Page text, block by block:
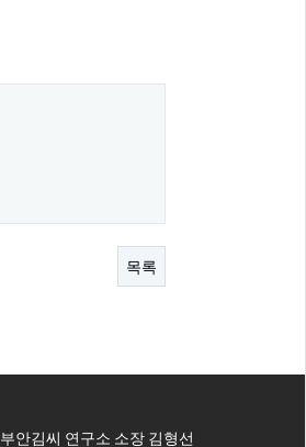
목록
부안김씨 연구소 소장 김형선